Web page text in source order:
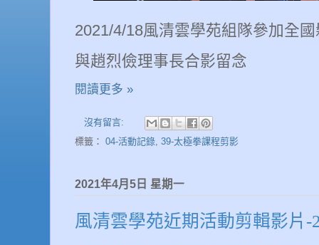
2021/4/18風清雲學苑組隊參加全
與趙烈儉理事長合影留念
閱讀更多 »
沒有留言:
標籤： 04-活動記錄 39-太極拳課程剪影
2021年4月5日 星期一
風清雲學苑近期活動剪輯影片-